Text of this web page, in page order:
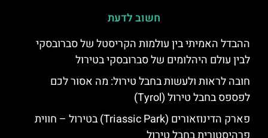
חשוב לדעת
ההבדל האמיתי בין עולמות הקריסטל של סברובסקי
לבין עולם היהלומים של סברובסקי בטירול
חובה לראות ולעשות בחבל טירול: מה אסור לכם
לפספס בחבל טירול (Tyrol)
פארק הדינוזאורים (Triassic Park) בטירול – חווית